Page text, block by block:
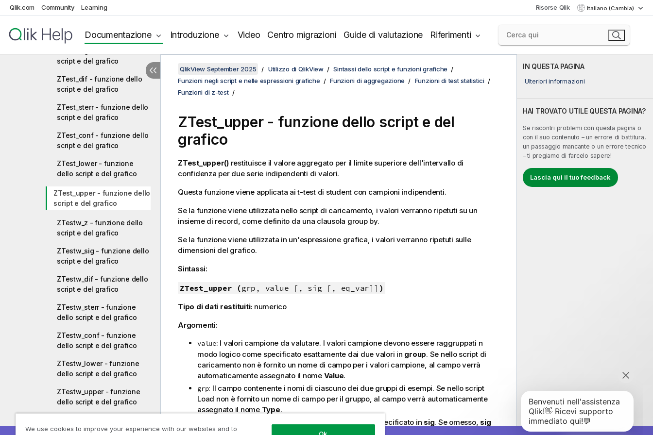
Qlik.com Community Learning Risorse Qlik Italiano (Cambia)
Documentazione Introduzione Video Centro migrazioni Guide di valutazione Riferimenti
Funzioni di z-test
script e del grafico
script e del grafico
ZTest_dif - funzione dello
script e del grafico
ZTest_sterr - funzione dello
script e del grafico
ZTest_conf - funzione dello
script e del grafico
ZTest_lower - funzione
dello script e del grafico
ZTest_upper - funzione dello
script e del grafico
ZTestw_z - funzione dello
script e del grafico
ZTestw_sig - funzione dello
script e del grafico
ZTestw_dif - funzione dello
script e del grafico
ZTestw_sterr - funzione
dello script e del grafico
ZTestw_conf - funzione
dello script e del grafico
ZTestw_lower - funzione
dello script e del grafico
ZTestw_upper - funzione
dello script e del grafico
IN QUESTA PAGINA
Ulteriori informazioni
HAI TROVATO UTILE QUESTA PAGINA?
Se riscontri problemi con questa pagina o
con il suo contenuto – un errore di battitura,
un passaggio mancante o un errore tecnico
– ti pregiamo di farcelo sapere!
Lascia qui il tuo feedback
QlikView September 2025 Utilizzo di QlikView
Sintassi dello script e funzioni grafiche
Funzioni negli script e nelle espressioni grafiche
Funzioni di aggregazione
Funzioni di test statistici
Funzioni di z-test
ZTest_upper- funzione dello script e del
grafico
ZTest_upper()restituisce il valore aggregato per il limite superiore dell'intervallo di
confidenza per due serie indipendenti di valori.
Questa funzione viene applicata ai t-test di student con campioni indipendenti.
Se la funzione viene utilizzata nello script di caricamento, i valori verranno ripetuti su un
insieme di record, come definito da una clausola group by.
Se la funzione viene utilizzata in un'espressione grafica, i valori verranno ripetuti sulle
dimensioni del grafico.
Sintassi:
ZTest_upper (grp, value [, sig [, eq_var]] )
Tipo di dati restituiti: numerico
Argomenti:
value: I valori campione da valutare. I valori campione devono essere raggruppati n
modo logico come specificato esattamente dai due valori in group. Se nello script di
caricamento non è fornito un nome di campo per i valori campione, al campo verrà
automaticamente assegnato il nome Value.
grp: Il campo contenente i nomi di ciascuno dei due gruppi di esempi. Se nello script
Load non è fornito un nome di campo per il gruppo, al campo verrà automaticamente
assegnato il nome Type.
: Il livello di significatività a due code può essere specificato in sig. Se omesso, sig
viene impostato su 0,025, per un intervallo di confidenza pari al 95%.
We use cookies to improve your experience with our websites and to